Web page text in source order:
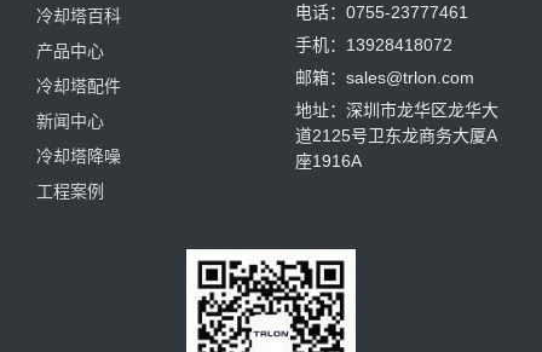
冷却塔百科
产品中心
冷却塔配件
新闻中心
冷却塔降噪
工程案例
电话：0755-23777461
手机：13928418072
邮箱：sales@trlon.com
地址：深圳市龙华区龙华大
道2125号卫东龙商务大厦A
座1916A